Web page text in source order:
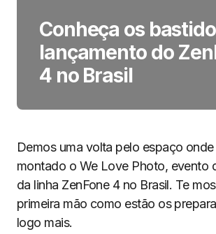
Conheça os
lançamento do
4 no Brasil
Demos uma volta pelo espaço
montado o We Love Photo, evento
da linha ZenFone 4 no Brasil. Te
primeira mão como estão os
logo mais.